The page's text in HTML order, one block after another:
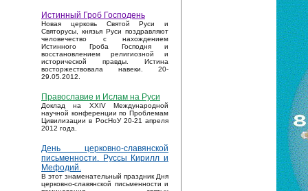
Истинный Гроб Господень
Новая церковь Святой Руси и
Святорусы, князья Руси поздравляют
человечество с нахождением
Истинного Гроба Господня и
восстановлением религиозной и
исторической правды. Истина
восторжествовала навеки. 20-
29.05.2012.
Православие и Ислам на Руси
Доклад на XXIV Международной
научной конференции по Проблемам
Цивилизации в РосНоУ 20-21 апреля
2012 года.
День церковно-славянской
письменности. Руссы Кирилл и
Мефодий.
В этот знаменательный праздник Дня
церковно-славянской письменности и